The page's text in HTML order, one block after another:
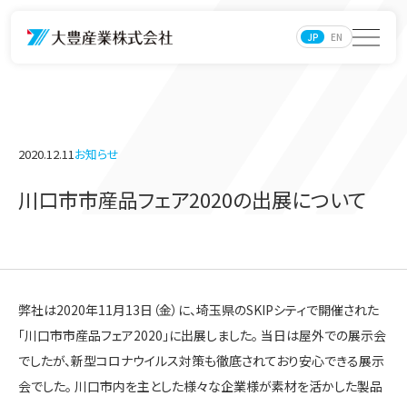
JP EN
2020.12.11お知らせ
川口市市産品フェア2020の出展について
弊社は2020年11月13日（金）に、埼玉県のSKIPシティで開催された
「川口市市産品フェア2020」に出展しました。 当日は屋外での展示会
でしたが、新型コロナウイルス対策も徹底されており安心できる展示
会でした。 川口市内を主とした様々な企業様が素材を活かした製品